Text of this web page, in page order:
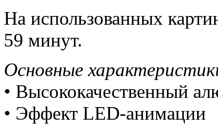
На использованных
59 минут.
Основные
• Высококачественный
• Эффект LED-анимации